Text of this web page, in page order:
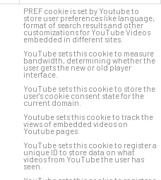
PREF cookie is set by Youtube to
store user preferences like language,
format of search results and other
customizations for YouTube Videos
embedded in different sites.
YouTube sets this cookie to measure
bandwidth, determining whether the
user gets the new or old player
interface.
YouTube sets this cookie to store the
user's cookie consent state for the
current domain.
Youtube sets this cookie to track the
views of embedded videos on
Youtube pages.
YouTube sets this cookie to register a
unique ID to store data on what
videos from YouTube the user has
seen.